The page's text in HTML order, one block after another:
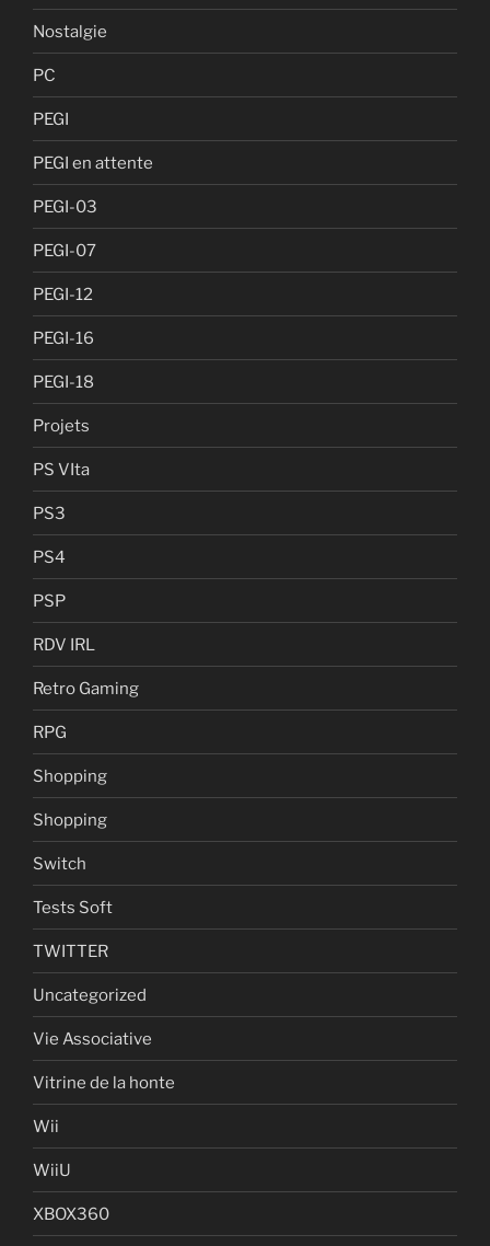
Nostalgie
PC
PEGI
PEGI en attente
PEGI-03
PEGI-07
PEGI-12
PEGI-16
PEGI-18
Projets
PS VIta
PS3
PS4
PSP
RDV IRL
Retro Gaming
RPG
Shopping
Shopping
Switch
Tests Soft
TWITTER
Uncategorized
Vie Associative
Vitrine de la honte
Wii
WiiU
XBOX360